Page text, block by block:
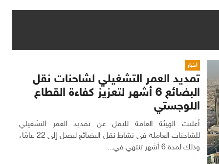
اخبار
تمديد العمر التشغيلي لشاحنات نقل
البضائع 6 أشهر لتعزيز كفاءة القطاع
اللوجستي
أعلنت الهيئة العامة للنقل عن تمديد العمر التشغيلي
للشاحنات العاملة في نشاط نقل البضائع ليصل إلى 22 عامًا،
وذلك لمدة 6 أشهر تنتهي في...